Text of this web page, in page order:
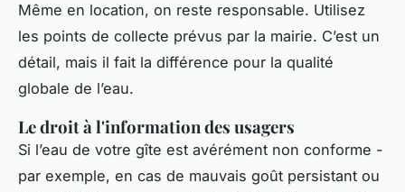
Même en location, on reste responsable. Utilisez
les points de collecte prévus par la mairie. C’est un
détail, mais il fait la différence pour la qualité
globale de l’eau.
Le droit à l'information des usagers
Si l’eau de votre gîte est avérément non conforme -
par exemple, en cas de mauvais goût persistant ou